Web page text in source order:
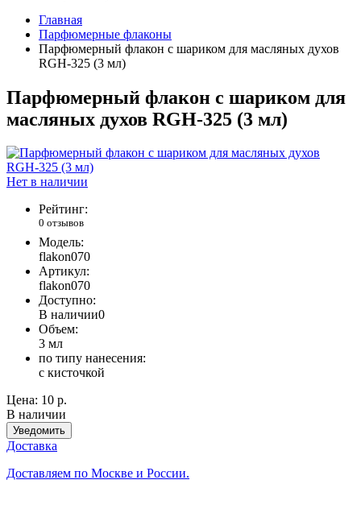
Главная
Парфюмерные флаконы
Парфюмерный флакон с шариком для масляных духов
RGH-325 (3 мл)
Парфюмерный флакон с шариком для
масляных духов RGH-325 (3 мл)
Нет в наличии
Рейтинг:
0 отзывов
Модель:
flakon070
Артикул:
flakon070
Доступно:
В наличии0
Объем:
3 мл
по типу нанесения:
с кисточкой
Цена: 10 р.
В наличии
Уведомить
Доставка
Доставляем по Москве и России.